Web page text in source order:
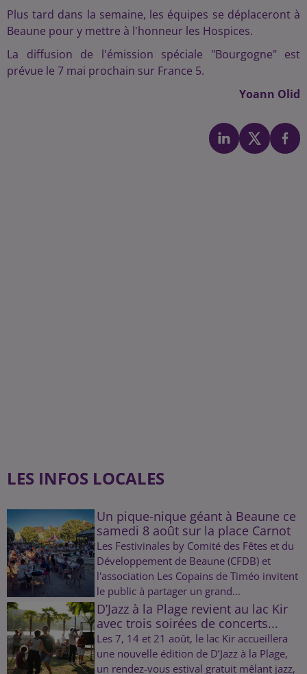
Plus tard dans la semaine, les équipes se déplaceront à
Beaune pour y mettre à l'honneur les Hospices.
La diffusion de l'émission spéciale "Bourgogne" est
prévue le 7 mai prochain sur France 5.
Yoann Olid
LES INFOS LOCALES
Un pique-nique géant à Beaune ce
samedi 8 août sur la place Carnot
Les Festivinales by Comité des Fêtes et du
Développement de Beaune (CFDB) et
l'association Les Copains de Timéo invitent
le public à partager un grand...
D’Jazz à la Plage revient au lac Kir
avec trois soirées de concerts...
Les 7, 14 et 21 août, le lac Kir accueillera
une nouvelle édition de D’Jazz à la Plage,
un rendez-vous estival gratuit mêlant jazz,